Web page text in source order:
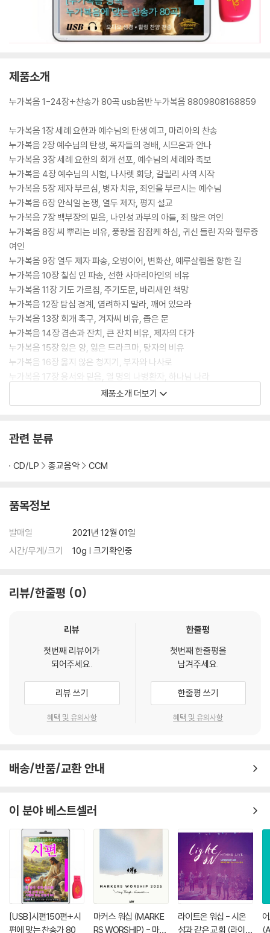
제품소개
누가복음 1-24장+찬송가 80곡 usb음반 누가복음 8809808168859
누가복음 1장 세례 요한과 예수님의 탄생 예고, 마리아의 찬송
누가복음 2장 예수님의 탄생, 목자들의 경배, 시므온과 안나
누가복음 3장 세례 요한의 회개 선포, 예수님의 세례와 족보
누가복음 4장 예수님의 시험, 나사렛 회당, 갈릴리 사역 시작
누가복음 5장 제자 부르심, 병자 치유, 죄인을 부르시는 예수님
누가복음 6장 안식일 논쟁, 열두 제자, 평지 설교
누가복음 7장 백부장의 믿음, 나인성 과부의 아들, 죄 많은 여인
누가복음 8장 씨 뿌리는 비유, 풍랑을 잠잠케 하심, 귀신 들린 자와 혈루증
여인
누가복음 9장 열두 제자 파송, 오병이어, 변화산, 예루살렘을 향한 길
누가복음 10장 칠십 인 파송, 선한 사마리아인의 비유
누가복음 11장 기도 가르침, 주기도문, 바리새인 책망
누가복음 12장 탐심 경계, 염려하지 말라, 깨어 있으라
누가복음 13장 회개 촉구, 겨자씨 비유, 좁은 문
누가복음 14장 겸손과 잔치, 큰 잔치 비유, 제자의 대가
누가복음 15장 잃은 양, 잃은 드라크마, 탕자의 비유
누가복음 16장 옳지 않은 청지기, 부자와 나사로
누가복음 17장 용서와 믿음, 열 명의 나병환자, 하나님 나라
누가복음 18장 끈질긴 과부, 바리새인과 세리, 어린아이와 부자 관리
누가복음 19장 삭개오, 므나 비유, 예루살렘 입성
누가복음 21장 과부의 헌금, 성전 멸망 예언, 종말의 징조
누가복음 23장 예수님의 재판, 십자가 죽음, 장사되심
[누가복음에 맞는 찬송가 50곡]
482. 참 즐거운 노래를
483. 구름같은 이세상
486. 이 세상에 근심된 일이 많고
489. 저 요단강 건너편에 찬란하게
490. 주여 지난 밤 내꿈에
491. 저 높은 곳을 향하여
492. 잠시 세상에 내가 살면서
493. 하늘가는 밝은 길이
494. 만세반석 열리니
495. 익은 곡식 거둘자가
498. 저 죽어가는 자 다 구원하고
501. 너 시온아 이 소식 전파하라
503. 세상 모두 사랑없어 냉랭함을 아느냐
504. 주님의 명령 전할 사자여
505. 온 세상 위하여
506. 땅 끝까지 복음을
507. 저 북방 얼음 산과
508. 우리가 지금은 나그네 되어도
509. 기쁜일이 있어 천국 종치네
제품소개 더보기
관련 분류
CD/LP 종교음악 CCM
품목정보
발매일
2021년 12월 01일
시간/무게/크기
10g | 크기확인중
리뷰/한줄평 0
리뷰
첫번째 리뷰어가
되어주세요.
리뷰 쓰기
혜택 및 유의사항
한줄평
첫번째 한줄평을
남겨주세요.
한줄평 쓰기
혜택 및 유의사항
배송/반품/교환 안내
이 분야 베스트셀러
[USB]시편150편+시
편에 맞는 찬송가 80
마커스 워십 (MARKE
RS WORSHIP) - 마커
라이트온 워십 - 시온
성과 같은 교회 (라이트